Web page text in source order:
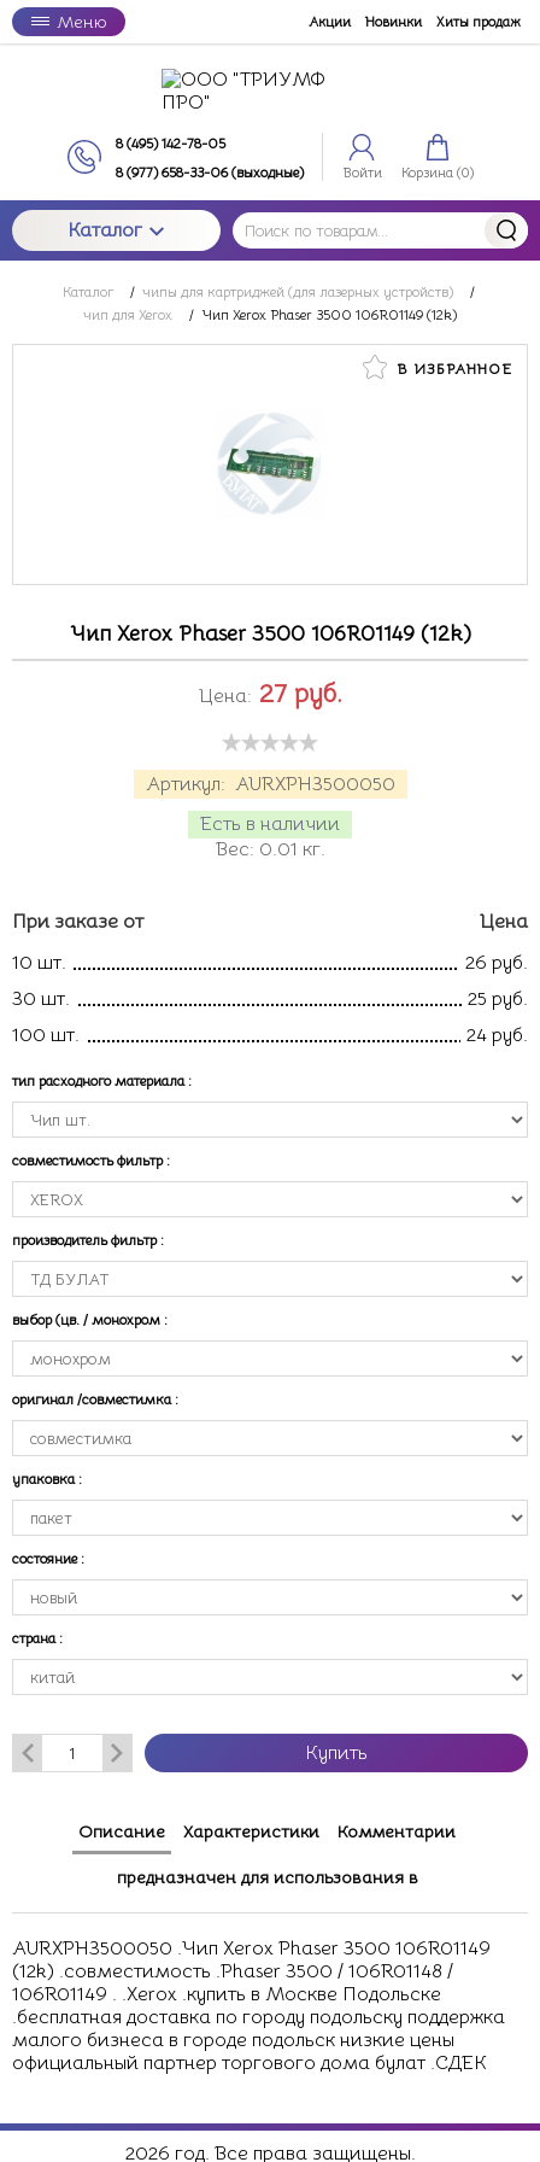
Меню Акции Новинки Хиты продаж
8 (495) 142-78-05
8 (977) 658-33-06 (выходные)
Войти Корзина (0)
Каталог
Каталог / чипы для картриджей (для лазерных устройств)
/
чип для Xerox
/ Чип Xerox Phaser 3500 106R01149 (12k)
В ИЗБРАННОЕ
Чип Xerox Phaser 3500 106R01149 (12k)
Артикул: AURXPH3500050
Есть в наличии
Вес: 0.01 кг.
Цена: 27 руб.
При заказе от
Цена
10 шт.
26 руб.
30 шт.
25 руб.
100 шт.
24 руб.
тип расходного материала :
совместимость фильтр :
производитель фильтр :
выбор (цв. / монохром :
оригинал /совместимка :
упаковка :
состояние :
страна :
Купить
Описание Характеристики Комментарии
предназначен для использования в
AURXPH3500050 .Чип Xerox Phaser 3500 106R01149
(12k) .совместимость .Phaser 3500 / 106R01148 /
106R01149 . .Xerox .купить в Москве Подольске
.бесплатная доставка по городу подольску поддержка
малого бизнеса в городе подольск низкие цены
официальный партнер торгового дома булат .СДЕК
2026 год. Все права защищены.